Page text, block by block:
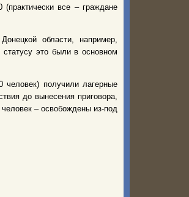
все – граждане
области, например,
это были в основном
человек) получили лагерные
до вынесения приговора,
– освобождены из-под